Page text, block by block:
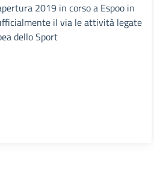
2019 in corso a Espoo in
il via le attività legate
dello Sport